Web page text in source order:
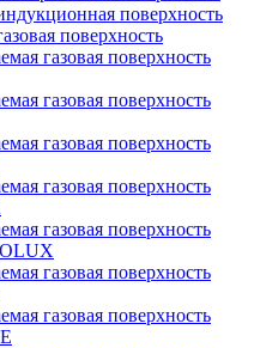
поверхность
поверхность
газовая поверхность
газовая поверхность
газовая поверхность
газовая поверхность
газовая поверхность
газовая поверхность
газовая поверхность